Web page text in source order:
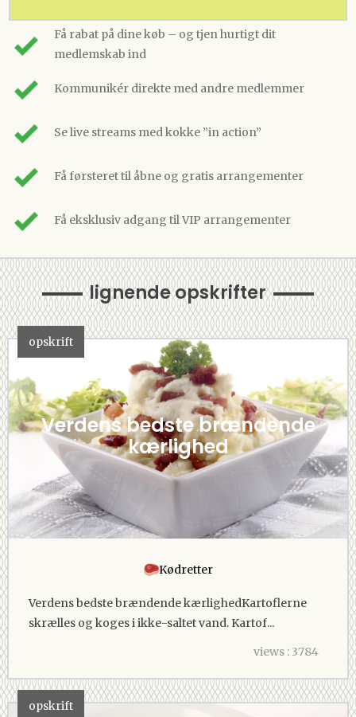
Få rabat på dine køb – og tjen hurtigt dit
medlemskab ind
Kommunikér direkte med andre medlemmer
Se live streams med kokke ”in action”
Få førsteret til åbne og gratis arrangementer
Få eksklusiv adgang til VIP arrangementer
lignende opskrifter
opskrift
Verdens bedste brændende
kærlighed
Kødretter
Verdens bedste brændende kærlighedKartoflerne
skrælles og koges i ikke-saltet vand. Kartof...
views : 3784
opskrift